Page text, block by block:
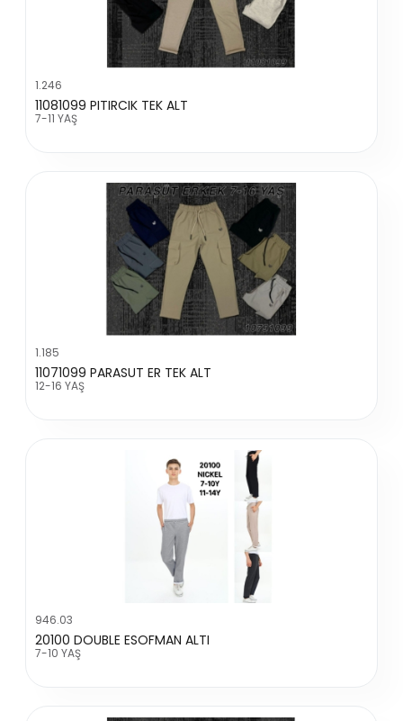
1.246
11081099 PITIRCIK TEK ALT
7-11 YAŞ
1.185
11071099 PARASUT ER TEK ALT
12-16 YAŞ
946.03
20100 DOUBLE ESOFMAN ALTI
7-10 YAŞ